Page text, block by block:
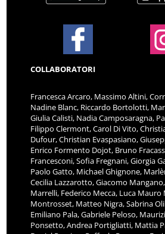
COLLABORATORI
Francesca Arcaro, Massimo Altini,
Nadine Blanc, Riccardo Bortolotti,
Giulia Calisti, Nadia Camposaragna,
Filippo Clermont, Carol Di Vito,
Dufour, Christian Evaspasiano,
Enrico Formento Dojot, Bruno
Francesconi, Sofia Fregnani, Giorgia
Paolo Gatto, Michael Ghignone,
Cecilia Lazzarotto, Giacomo
Marrelli, Federico Mecca, Luca Mauro
Montrosset, Matteo Nigra, Sabrina
Emiliano Pala, Gabriele Peloso,
Ponsetto, Andrea Portigliatti, Mattia